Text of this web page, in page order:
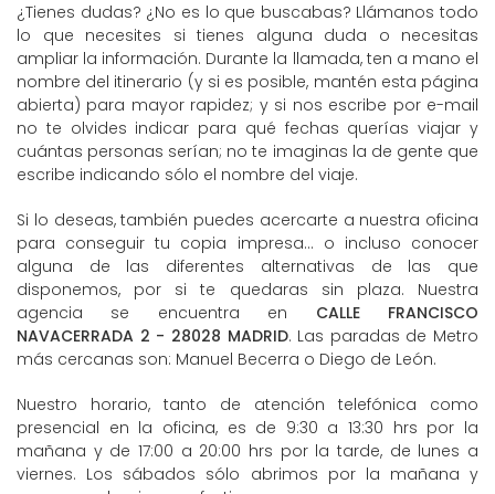
¿Tienes dudas? ¿No es lo que buscabas? Llámanos todo
lo que necesites si tienes alguna duda o necesitas
ampliar la información. Durante la llamada, ten a mano el
nombre del itinerario (y si es posible, mantén esta página
abierta) para mayor rapidez; y si nos escribe por e-mail
no te olvides indicar para qué fechas querías viajar y
cuántas personas serían; no te imaginas la de gente que
escribe indicando sólo el nombre del viaje.
Si lo deseas, también puedes acercarte a nuestra oficina
para conseguir tu copia impresa... o incluso conocer
alguna de las diferentes alternativas de las que
disponemos, por si te quedaras sin plaza. Nuestra
agencia se encuentra en CALLE FRANCISCO
NAVACERRADA 2 - 28028 MADRID. Las paradas de Metro
más cercanas son: Manuel Becerra o Diego de León.
Nuestro horario, tanto de atención telefónica como
presencial en la oficina, es de 9:30 a 13:30 hrs por la
mañana y de 17:00 a 20:00 hrs por la tarde, de lunes a
viernes. Los sábados sólo abrimos por la mañana y